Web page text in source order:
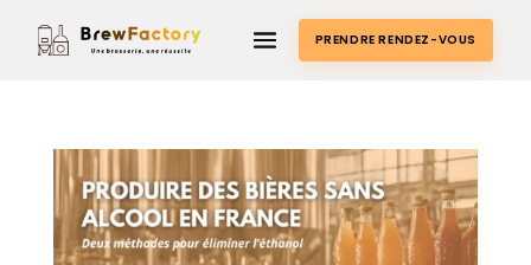
PRENDRE RENDEZ-VOUS